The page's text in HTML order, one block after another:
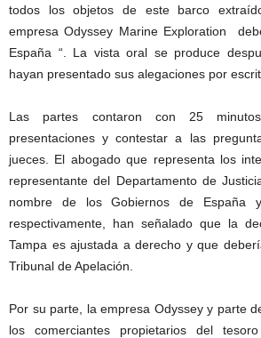
todos los objetos de este barco
empresa Odyssey Marine Exploration
España “. La vista oral se produce
hayan presentado sus alegaciones por
Las partes contaron con 25
presentaciones y contestar a las
jueces. El abogado que representa los
representante del Departamento de
nombre de los Gobiernos de España
respectivamente, han señalado que la
Tampa es ajustada a derecho y que
Tribunal de Apelación.
Por su parte, la empresa Odyssey y parte
los comerciantes propietarios del